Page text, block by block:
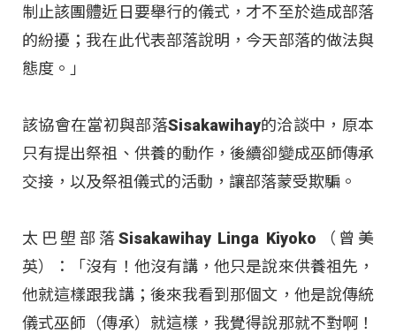
制止該團體近日要舉行的儀式，才不至於造成部落
的紛擾；我在此代表部落說明，今天部落的做法與
態度。」
該協會在當初與部落Sisakawihay的洽談中，原本
只有提出祭祖、供養的動作，後續卻變成巫師傳承
交接，以及祭祖儀式的活動，讓部落蒙受欺騙。
太巴塱部落Sisakawihay Linga Kiyoko（曾美
英）：「沒有！他沒有講，他只是說來供養祖先，
他就這樣跟我講；後來我看到那個文，他是說傳統
儀式巫師（傳承）就這樣，我覺得說那就不對啊！